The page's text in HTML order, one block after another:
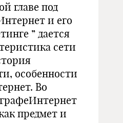
под
и его
” дается
сети
особенности
Во
предмет и